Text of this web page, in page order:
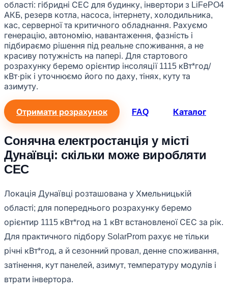
області: гібридні СЕС для будинку, інвертори з LiFePO4
АКБ, резерв котла, насоса, інтернету, холодильника,
кас, серверної та критичного обладнання. Рахуємо
генерацію, автономію, навантаження, фазність і
підбираємо рішення під реальне споживання, а не
красиву потужність на папері. Для стартового
розрахунку беремо орієнтир інсоляції 1115 кВт*год/
кВт·рік і уточнюємо його по даху, тінях, куту та
азимуту.
Отримати розрахунок FAQ Каталог
Сонячна електростанція у місті
Дунаївці: скільки може виробляти
СЕС
Локація Дунаївці розташована у Хмельницькій
області; для попереднього розрахунку беремо
орієнтир 1115 кВт*год на 1 кВт встановленої СЕС за рік.
Для практичного підбору SolarProm рахує не тільки
річні кВт*год, а й сезонний провал, денне споживання,
затінення, кут панелей, азимут, температуру модулів і
втрати інвертора.